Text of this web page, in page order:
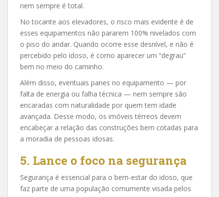
nem sempre é total.
No tocante aos elevadores, o risco mais evidente é de
esses equipamentos não pararem 100% nivelados com
o piso do andar. Quando ocorre esse desnível, e não é
percebido pelo idoso, é como aparecer um “degrau”
bem no meio do caminho.
Além disso, eventuais panes no equipamento — por
falta de energia ou falha técnica — nem sempre são
encaradas com naturalidade por quem tem idade
avançada. Desse modo, os imóveis térreos devem
encabeçar a relação das construções bem cotadas para
a moradia de pessoas idosas.
5. Lance o foco na segurança
Segurança é essencial para o bem-estar do idoso, que
faz parte de uma população comumente visada pelos